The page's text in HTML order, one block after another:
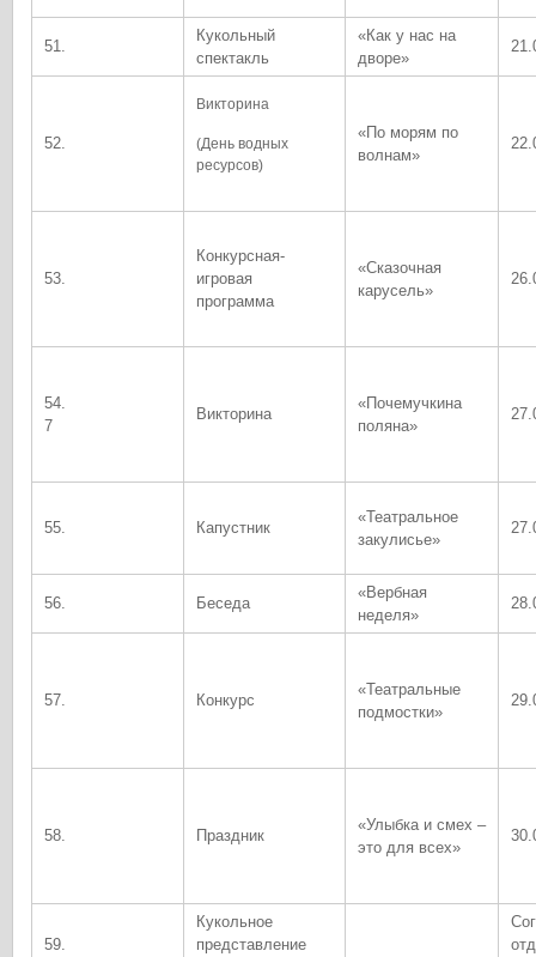
51.
Кукольный
спектакль
«Как у нас на
дворе»
52.
Викторина
(День водных
ресурсов)
«По морям по
волнам»
53.
Конкурсная-
игровая
программа
«Сказочная
карусель»
54.
7
Викторина
«Почемучкина
поляна»
55. Капустник
«Театральное
закулисье»
56. Беседа
«Вербная
неделя»
57. Конкурс
«Театральные
подмостки»
58. Праздник
«Улыбка и смех –
это для всех»
59.
Кукольное
представление